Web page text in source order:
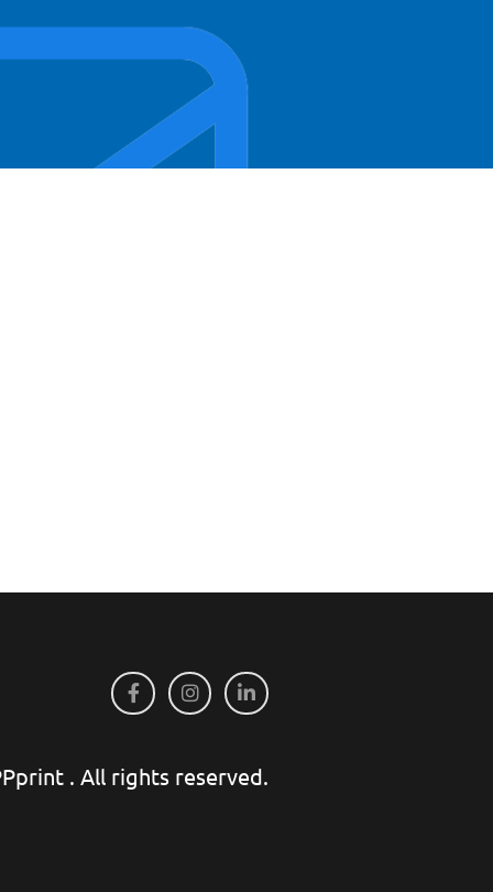
. All rights reserved.